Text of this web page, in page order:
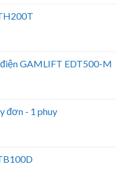
điện GAMLIFT EDT500-M
đơn - 1 phuy